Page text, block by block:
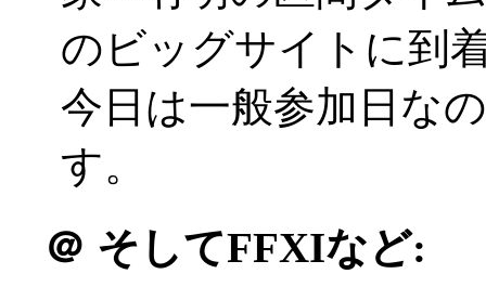
のビッグサイトに到
今日は一般参加日な
す。
＠ そしてFFXIなど: